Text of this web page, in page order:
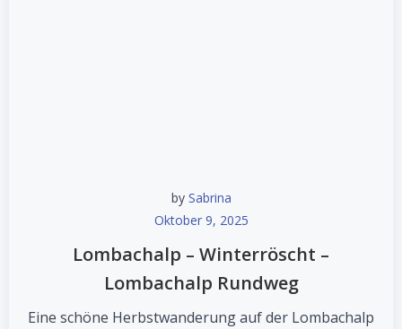
by Sabrina
Oktober 9, 2025
Lombachalp – Winterröscht –
Lombachalp Rundweg
Eine schöne Herbstwanderung auf der Lombachalp